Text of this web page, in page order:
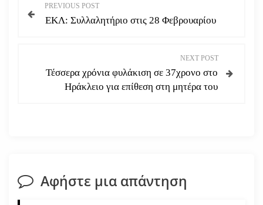
η
PREVIOUS POST
ΕΚΛ: Συλλαλητήριο στις 28 Φεβρουαρίου
NEXT POST
Τέσσερα χρόνια φυλάκιση σε 37χρονο στο
Ηράκλειο για επίθεση στη μητέρα του
Αφήστε μια απάντηση